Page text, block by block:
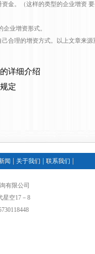
金。（这样的类型的企业增资
业增资形式。
合理的增资方式。以上文章来
详细介绍
定
闻 关于我们 联系我们
有限公司
星空17－8